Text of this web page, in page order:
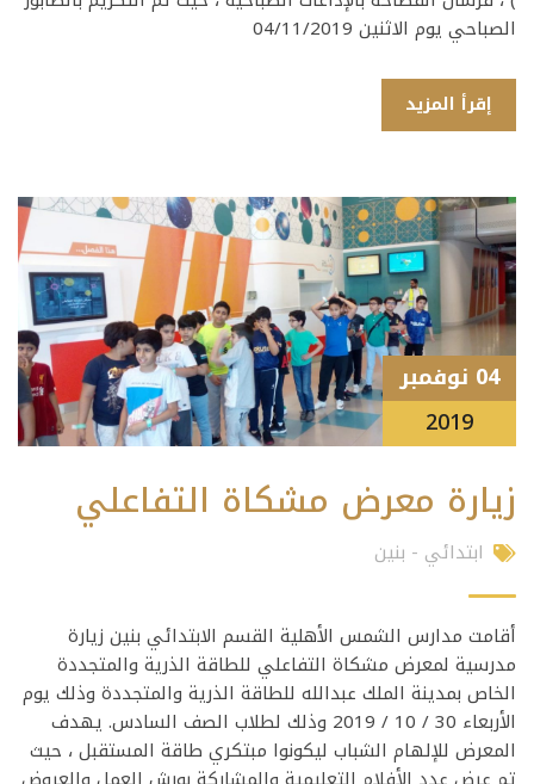
الصباحي يوم الاثنين 04/11/2019
إقرأ المزيد
04 نوفمبر
2019
زيارة معرض مشكاة التفاعلي
ابتدائي - بنين
أقامت مدارس الشمس الأهلية القسم الابتدائي بنين زيارة
مدرسية لمعرض مشكاة التفاعلي للطاقة الذرية والمتجددة
الخاص بمدينة الملك عبدالله للطاقة الذرية والمتجددة وذلك يوم
الأربعاء 30 / 10 / 2019 وذلك لطلاب الصف السادس. يهدف
المعرض للإلهام الشباب ليكونوا مبتكري طاقة المستقبل ، حيث